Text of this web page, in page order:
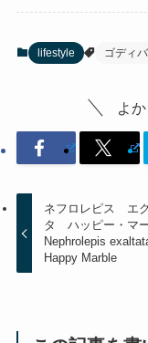
lifestyle ゴディ
よ
ネフロレピス エ
タ ハッピー・マ
Nephrolepis
Happy Marble